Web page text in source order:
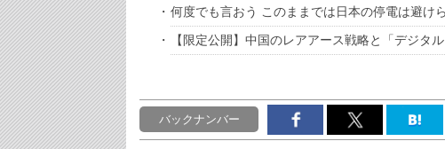
何度でも言おう このままでは日本の停電は避け
【限定公開】中国のレアアース戦略と「デジタ
バックナンバー